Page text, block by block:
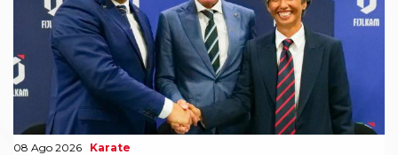
Corsi FIJLKAM-FISDIR
Corsi Preparatore Fisico
Edutraining class - Didattica infantile
Corso dirigenti sportivi
Corso Direttore di Gara
Abilitazioni
Sportello Fiscale
News
08 Ago 2026 Karate